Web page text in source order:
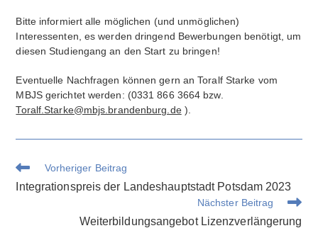
Bitte informiert alle möglichen (und unmöglichen)
Interessenten, es werden dringend Bewerbungen benötigt, um
diesen Studiengang an den Start zu bringen!
Eventuelle Nachfragen können gern an Toralf Starke vom
MBJS gerichtet werden: (0331 866 3664 bzw.
Toralf.Starke@mbjs.brandenburg.de).
Weitere
Artikel
ansehen
Vorheriger Beitrag
Integrationspreis der Landeshauptstadt Potsdam 2023
Nächster Beitrag
Weiterbildungsangebot Lizenzverlängerung